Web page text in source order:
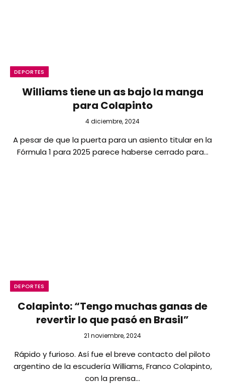
DEPORTES
Williams tiene un as bajo la manga
para Colapinto
4 diciembre, 2024
A pesar de que la puerta para un asiento titular en la
Fórmula 1 para 2025 parece haberse cerrado para…
DEPORTES
Colapinto: “Tengo muchas ganas de
revertir lo que pasó en Brasil”
21 noviembre, 2024
Rápido y furioso. Así fue el breve contacto del piloto
argentino de la escudería Williams, Franco Colapinto,
con la prensa…